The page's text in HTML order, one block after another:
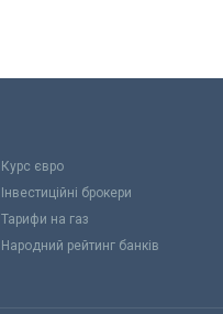
Курс євро
Інвестиційні брокери
Тарифи на газ
Народний рейтинг банків